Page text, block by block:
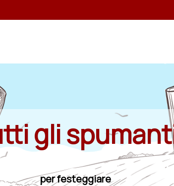
gli
per festeggiare